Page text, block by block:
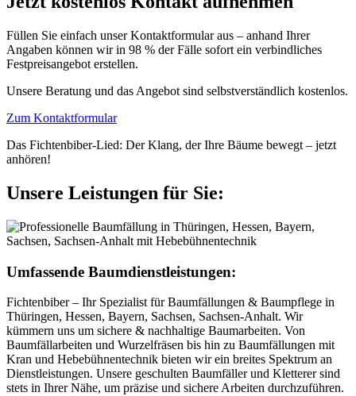
Füllen Sie einfach unser Kontaktformular aus – anhand Ihrer
Angaben können wir in 98 % der Fälle sofort ein verbindliches
Festpreisangebot erstellen.
Unsere Beratung und das Angebot sind selbstverständlich kostenlos.
Zum Kontaktformular
Das Fichtenbiber-Lied: Der Klang, der Ihre Bäume bewegt – jetzt
anhören!
Unsere Leistungen für Sie:
Umfassende Baumdienstleistungen:
Fichtenbiber – Ihr Spezialist für Baumfällungen & Baumpflege in
Thüringen, Hessen, Bayern, Sachsen, Sachsen-Anhalt. Wir
kümmern uns um sichere & nachhaltige Baumarbeiten. Von
Baumfällarbeiten und Wurzelfräsen bis hin zu Baumfällungen mit
Kran und Hebebühnentechnik bieten wir ein breites Spektrum an
Dienstleistungen. Unsere geschulten Baumfäller und Kletterer sind
stets in Ihrer Nähe, um präzise und sichere Arbeiten durchzuführen.